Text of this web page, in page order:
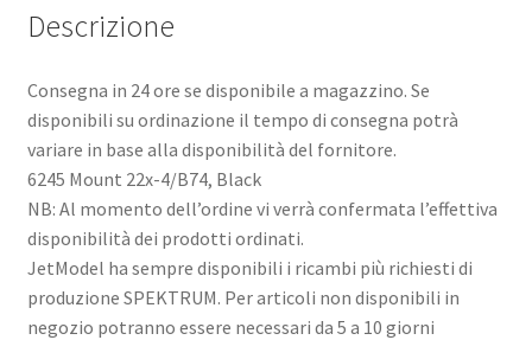
Descrizione
Consegna in 24 ore se disponibile a magazzino. Se
disponibili su ordinazione il tempo di consegna potrà
variare in base alla disponibilità del fornitore.
6245 Mount 22x-4/B74, Black
NB: Al momento dell’ordine vi verrà confermata l’effettiva
disponibilità dei prodotti ordinati.
JetModel ha sempre disponibili i ricambi più richiesti di
produzione SPEKTRUM. Per articoli non disponibili in
negozio potranno essere necessari da 5 a 10 giorni